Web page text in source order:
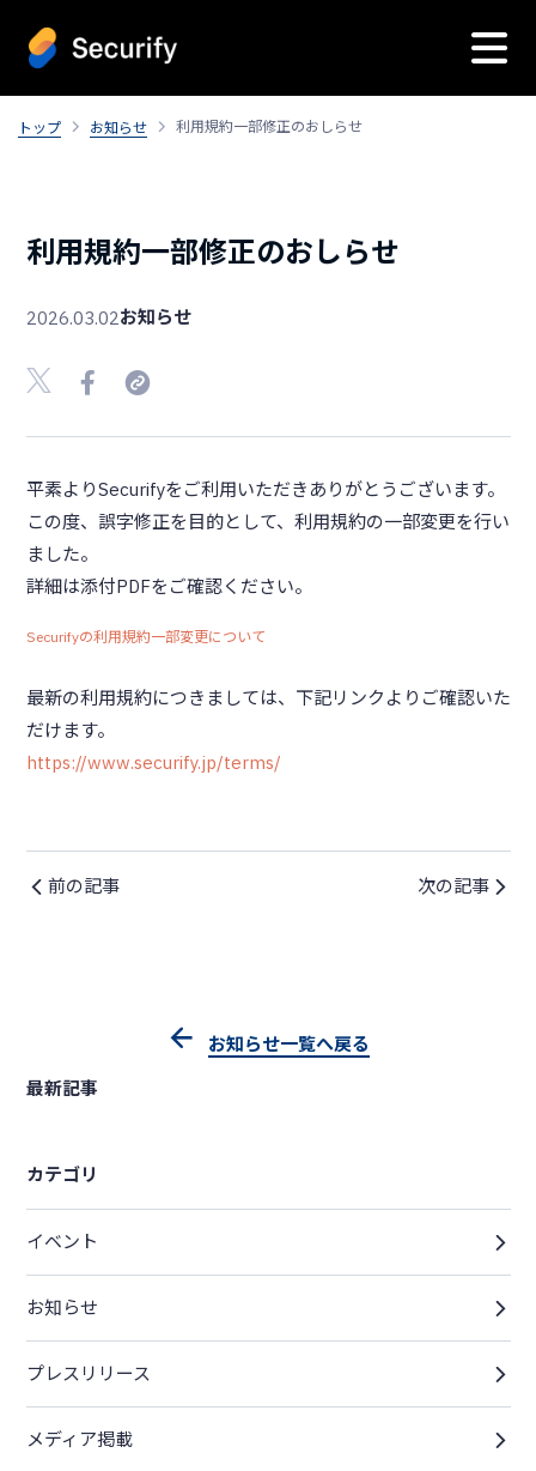
トップ お知らせ 利用規約一部修正のおしらせ
利用規約一部修正のおしらせ
2026.03.02お知らせ
平素よりSecurifyをご利用いただきありがとうございます。
この度、誤字修正を目的として、利用規約の一部変更を行い
ました。
詳細は添付PDFをご確認ください。
Securifyの利用規約一部変更について
最新の利用規約につきましては、下記リンクよりご確認いた
だけます。
https://www.securify.jp/terms/
前の記事 次の記事
お知らせ一覧へ戻る
最新記事
カテゴリ
イベント
お知らせ
プレスリリース
メディア掲載